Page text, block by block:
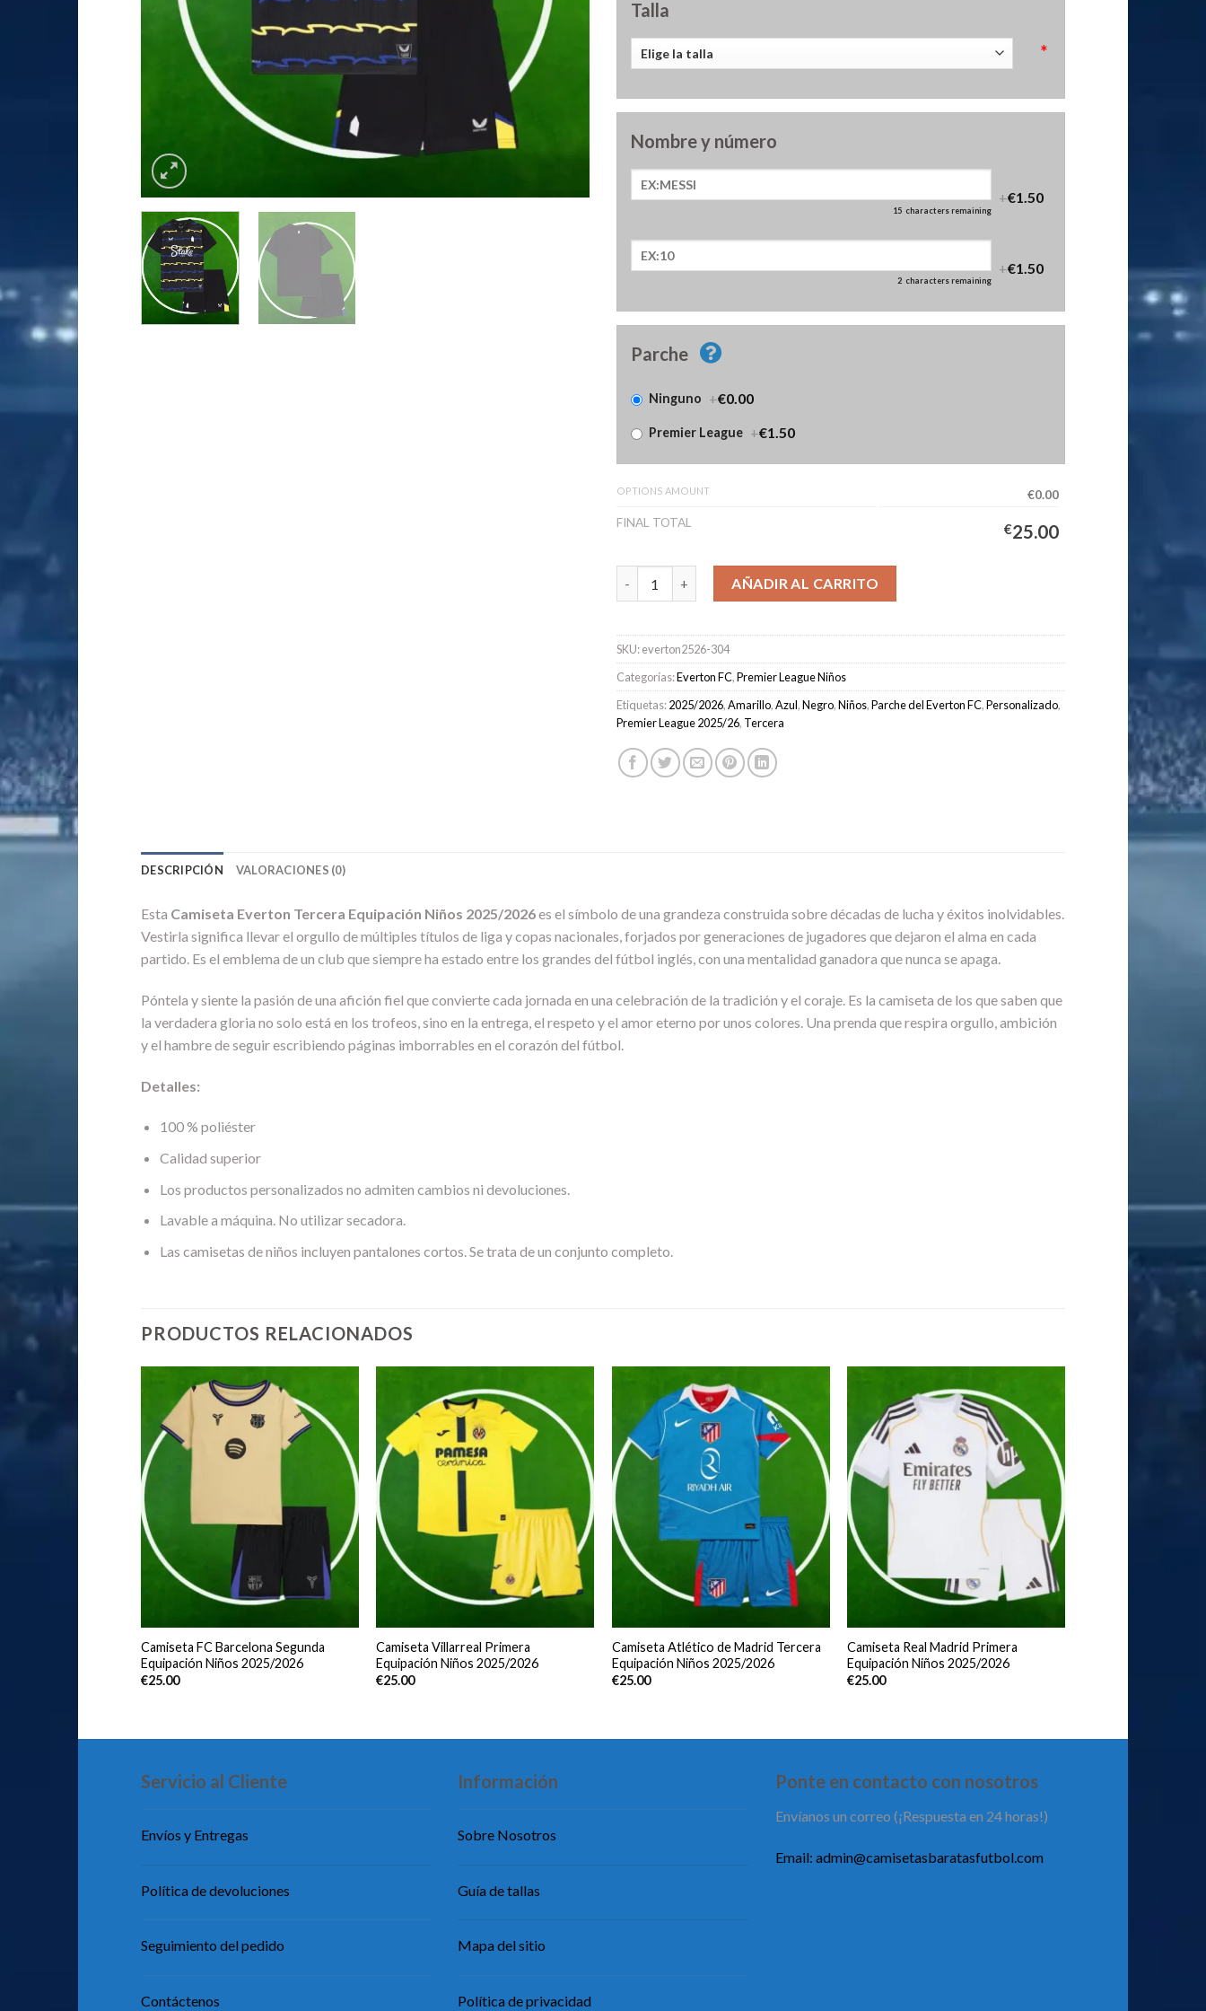
Talla
*
Nombre y número
15 characters remaining
+€1.50
2 characters remaining
+€1.50
Parche
Ninguno +€0.00
Premier League +€1.50
OPTIONS AMOUNT
€0.00
FINAL TOTAL
€25.00
Camiseta Everton Tercera Equipación Niños 2025/2026 cantidad
AÑADIR AL CARRITO
SKU:everton2526-304
Categorías:Everton FC,Premier League Niños
Etiquetas:2025/2026,Amarillo,Azul,Negro,Niños,Parche del Everton FC,Personalizado,
Premier League 2025/26, Tercera
DESCRIPCIÓN VALORACIONES (0)
Esta Camiseta Everton Tercera Equipación Niños 2025/2026es el símbolo de una grandeza construida sobre décadas de lucha y éxitos inolvidables.
Vestirla significa llevar el orgullo de múltiples títulos de liga y copas nacionales, forjados por generaciones de jugadores que dejaron el alma en cada
partido. Es el emblema de un club que siempre ha estado entre los grandes del fútbol inglés, con una mentalidad ganadora que nunca se apaga.
Póntela y siente la pasión de una afición fiel que convierte cada jornada en una celebración de la tradición y el coraje. Es la camiseta de los que saben que
la verdadera gloria no solo está en los trofeos, sino en la entrega, el respeto y el amor eterno por unos colores. Una prenda que respira orgullo, ambición
y el hambre de seguir escribiendo páginas imborrables en el corazón del fútbol.
Detalles:
100 % poliéster
Calidad superior
Los productos personalizados no admiten cambios ni devoluciones.
Lavable a máquina. No utilizar secadora.
Las camisetas de niños incluyen pantalones cortos. Se trata de un conjunto completo.
PRODUCTOS RELACIONADOS
Camiseta FC Barcelona Segunda
Equipación Niños 2025/2026
€25.00
Camiseta Villarreal Primera
Equipación Niños 2025/2026
€25.00
Camiseta Atlético de Madrid Tercera
Equipación Niños 2025/2026
€25.00
Camiseta Real Madrid Primera
Equipación Niños 2025/2026
€25.00
Servicio al Cliente
Envíos y Entregas
Política de devoluciones
Seguimiento del pedido
Contáctenos
Información
Sobre Nosotros
Guía de tallas
Mapa del sitio
Política de privacidad
Ponte en contacto con nosotros
Envíanos un correo (¡Respuesta en 24 horas!)
Email: admin@camisetasbaratasfutbol.com